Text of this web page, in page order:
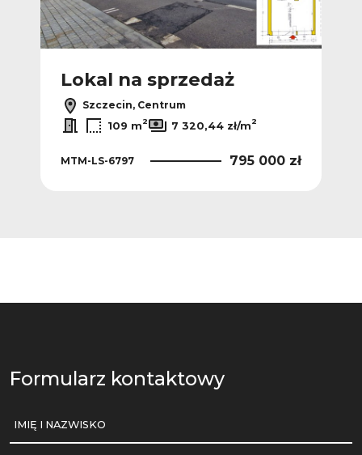
Lokal na sprzedaż
Szczecin, Centrum
109 m2 7 320,44 zł/m2
MTM-LS-6797 795 000 zł
Formularz kontaktowy
IMIĘ I NAZWISKO